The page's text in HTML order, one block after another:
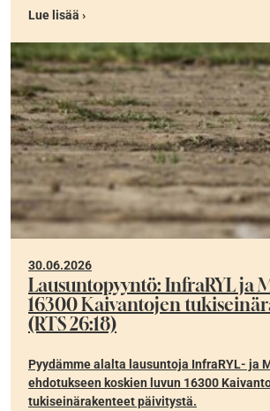
Lue lisää ›
30.06.2026
Lausuntopyyntö: InfraRYL ja
16300 Kaivantojen
(RTS 26:18)
Pyydämme alalta lausuntoja InfraRYL- ja
ehdotukseen koskien luvun 16300
tukiseinärakenteet päivitystä.